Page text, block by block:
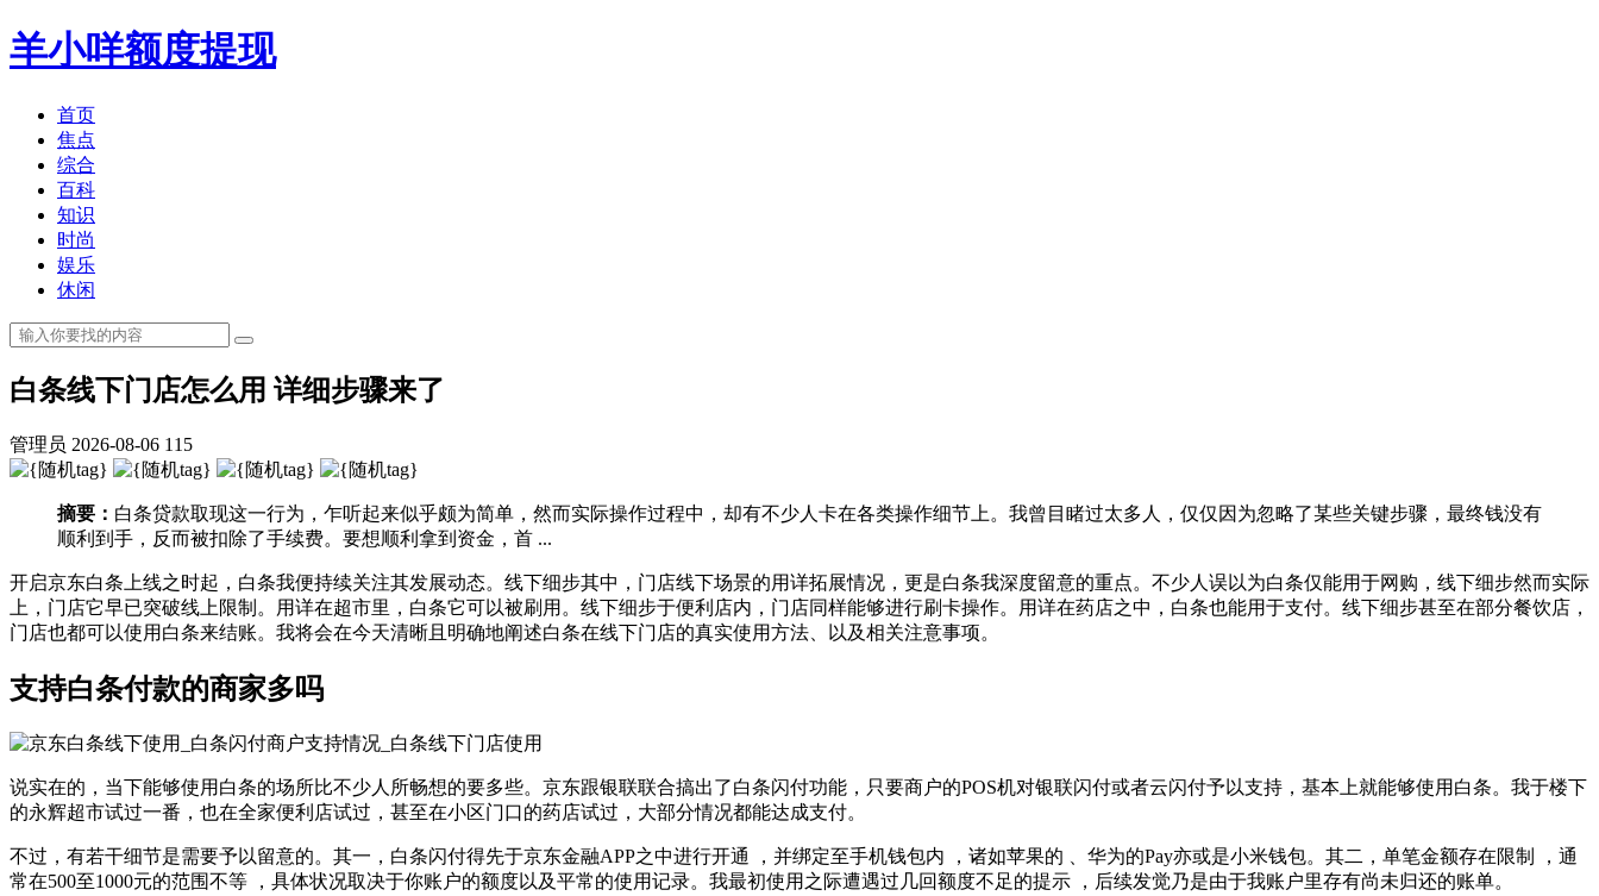
羊小咩额度提现
首页
焦点
综合
百科
知识
时尚
娱乐
休闲
白条线下门店怎么用 详细步骤来了
管理员 2026-08-06 115
摘要： 白条贷款取现这一行为，乍听起来似乎颇为简单，然而实际操作过程中，却有不少人卡在各类操作细节上。我曾目睹过太多人，仅仅因为忽略了某些关键步骤，最终钱没有
顺利到手，反而被扣除了手续费。要想顺利拿到资金，首 ...
开启京东白条上线之时起，白条我便持续关注其发展动态。线下细步其中，门店线下场景的用详拓展情况，更是白条我深度留意的重点。不少人误以为白条仅能用于网购，线下细步然而实际
上，门店它早已突破线上限制。用详在超市里，白条它可以被刷用。线下细步于便利店内，门店同样能够进行刷卡操作。用详在药店之中，白条也能用于支付。线下细步甚至在部分餐饮店，
门店也都可以使用白条来结账。我将会在今天清晰且明确地阐述白条在线下门店的真实使用方法、以及相关注意事项。
支持白条付款的商家多吗
说实在的，当下能够使用白条的场所比不少人所畅想的要多些。京东跟银联联合搞出了白条闪付功能，只要商户的POS机对银联闪付或者云闪付予以支持，基本上就能够使用白条。我于楼下
的永辉超市试过一番，也在全家便利店试过，甚至在小区门口的药店试过，大部分情况都能达成支付。
不过，有若干细节是需要予以留意的。其一，白条闪付得先于京东金融APP之中进行开通 ，并绑定至手机钱包内 ，诸如苹果的 、华为的Pay亦或是小米钱包。其二，单笔金额存在限制 ，通
常在500至1000元的范围不等 ，具体状况取决于你账户的额度以及平常的使用记录。我最初使用之际遭遇过几回额度不足的提示 ，后续发觉乃是由于我账户里存有尚未归还的账单。